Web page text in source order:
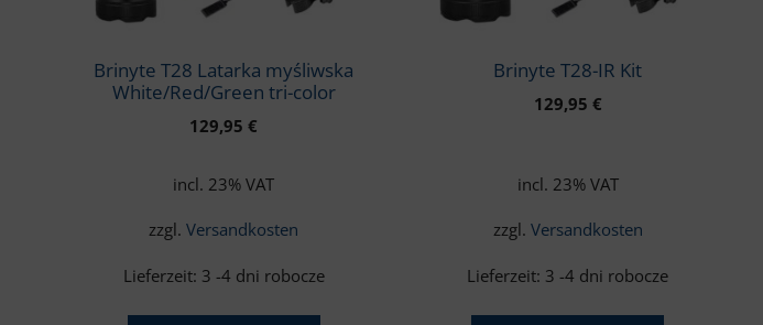
Brinyte T28 Latarka myśliwska
White/Red/Green tri-color
129,95€
incl. 23% VAT
zzgl.Versandkosten
Lieferzeit: 3 -4 dni robocze
Brinyte T28-IR Kit
129,95 €
incl. 23% VAT
zzgl. Versandkosten
Lieferzeit: 3 -4 dni robocze